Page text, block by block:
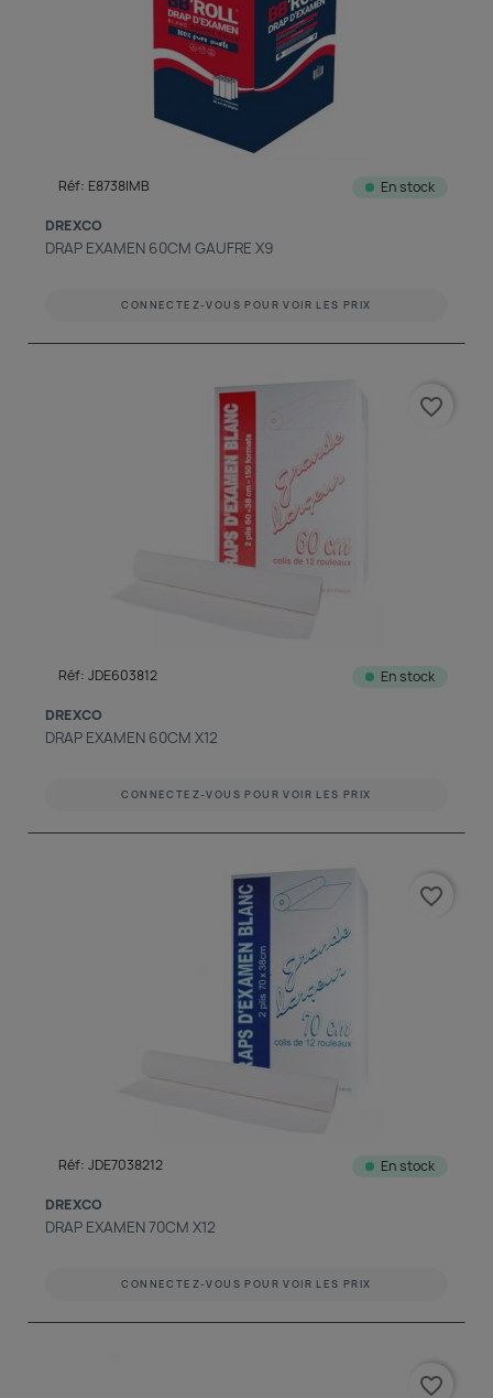
Réf: E8738IMB En stock
DREXCO
DRAP EXAMEN 60CM GAUFRE X9
CONNECTEZ-VOUS POUR VOIR LES PRIX
Réf: JDE603812 En stock
DREXCO
DRAP EXAMEN 60CM X12
CONNECTEZ-VOUS POUR VOIR LES PRIX
favorite_border
Réf: JDE7038212 En stock
DREXCO
DRAP EXAMEN 70CM X12
CONNECTEZ-VOUS POUR VOIR LES PRIX
favorite_border
favorite_border